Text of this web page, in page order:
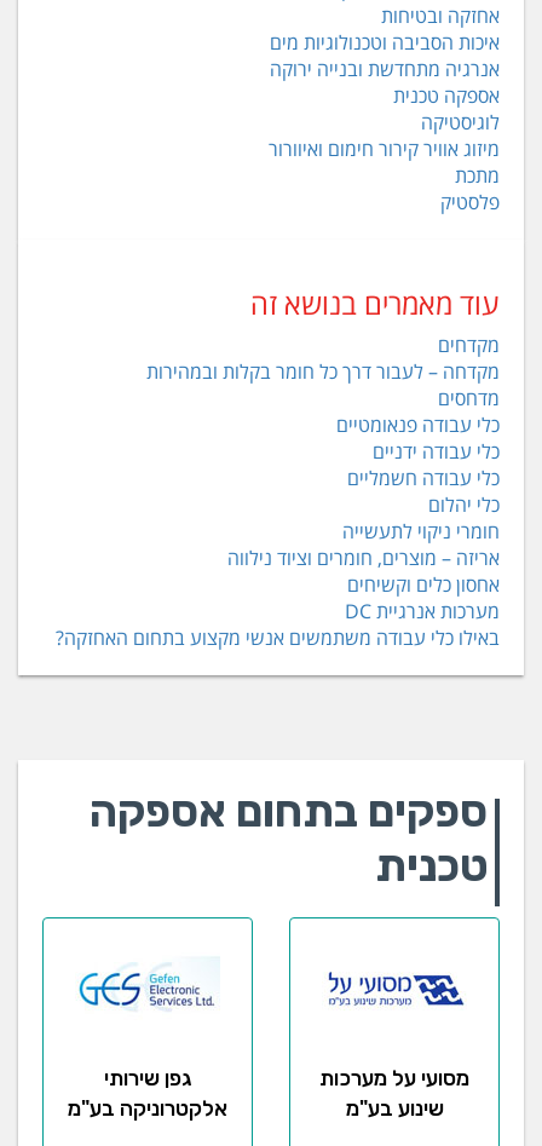
אחזקה ובטיחות
איכות הסביבה וטכנולוגיות מים
אנרגיה מתחדשת ובנייה ירוקה
אספקה טכנית
לוגיסטיקה
מיזוג אוויר קירור חימום ואיוורור
מתכת
פלסטיק
עוד מאמרים בנושא זה
מקדחים
מקדחה – לעבור דרך כל חומר בקלות ובמהירות
מדחסים
כלי עבודה פנאומטיים
כלי עבודה ידניים
כלי עבודה חשמליים
כלי יהלום
חומרי ניקוי לתעשייה
אריזה – מוצרים, חומרים וציוד נילווה
אחסון כלים וקשיחים
מערכות אנרגיית DC
באילו כלי עבודה משתמשים אנשי מקצוע בתחום האחזקה?
ספקים בתחום אספקה
טכנית
מסועי על מערכות
שינוע בע"מ
גפן שירותי
אלקטרוניקה בע"מ